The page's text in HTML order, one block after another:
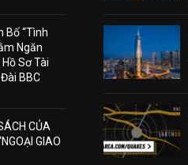
Bố “Tình
Ngăn
Sơ Tài
BBC
CỦA
GIAO